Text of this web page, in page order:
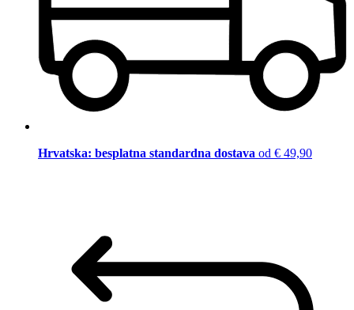
Hrvatska: besplatna standardna dostava od € 49,90